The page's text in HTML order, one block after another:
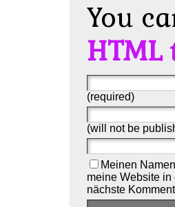
You
HTML
(required)
(will not be
Meinen
meine Website
nächste